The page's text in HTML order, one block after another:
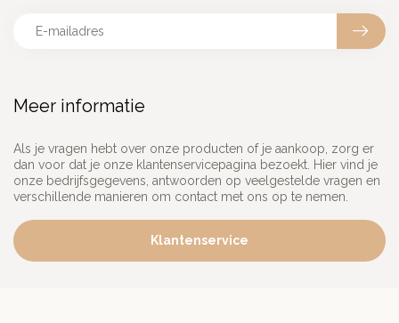
Meer informatie
Als je vragen hebt over onze producten of je aankoop, zorg er
dan voor dat je onze klantenservicepagina bezoekt. Hier vind je
onze bedrijfsgegevens, antwoorden op veelgestelde vragen en
verschillende manieren om contact met ons op te nemen.
Klantenservice